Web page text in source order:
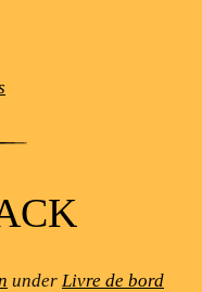
under Livre de bord